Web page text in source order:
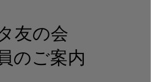
友の会
のご案内